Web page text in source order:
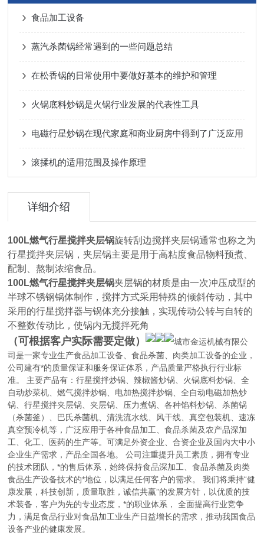
食品加工设备
蒸汽杀菌锅经常遇到的一些问题总结
在松香锅的日常使用中要做好基本的维护和管理
火锅底料炒锅是火锅行业发展的代表性工具
电磁行星炒锅在现代家庭和商业厨房中得到了广泛应用
滚揉机的适用范围及操作原理
详细介绍
100L燃气行星搅拌夹层锅旋转刮边搅拌夹层锅通常也称之为
行星搅拌夹层锅，夹层锅主要是用于高粘度食品物料预煮、
配制、熬制浓缩食品。
100L燃气行星搅拌夹层锅夹层锅的材质是由一次冲压成型的
半球不锈钢锅体制作，搅拌方式采用特殊的倾斜传动，其中
采用的行星搅拌器与锅体充分接触，实现传动公转与自转的
不整数传动比，使锅内无搅拌死角
（可根据客户实际需要定做）
城市金运机械有限公
司是一家专业生产食品加工设备、食品杀菌、肉类加工设备的企业，
公司建有*的质量保证和服务保证体系，产品质量严格执行行业标
准。 主要产品有：行星搅拌炒锅、辣椒酱炒锅、火锅底料炒锅、全
自动炒菜机、燃气搅拌炒锅、电加热搅拌炒锅、全自动电磁加热炒
锅、行星搅拌夹层锅、夹层锅、压力煮锅、各种馅料炒锅、杀菌锅
（杀菌釜）、巴氏杀菌机、清洗流水线、风干线、真空包装机、速冻
真空预冷机等，广泛应用于各种食品加工、食品杀菌及农产品深加
工、化工、医药的生产等。可满足外资企业、合资企业及国内大中小
企业生产需求，产品全国各地。 公司注重提升员工素质，拥有专业
的技术团队，*的售后体系，始终保持食品深加工、食品杀菌及肉类
食品生产设备技术的*地位，以满足任何客户的需求。 我们将秉持“健
康发展，科技创新，质量取胜，诚信共赢”的发展方针，以优质的技
术装备，客户为先的专业态度，*的职业体系， 全面提高行业竞争
力，满足食品行业对食品加工业生产日益增长的需求，推动我国食品
设备产业的健康发展。